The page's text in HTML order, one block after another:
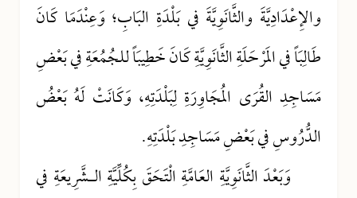
والإِعْدَادِيَّةَ والثَّانَوِيَّةَ في بَلْدَةِ البَابِ؛ وَعِنْدَمَا كَانَ
طَالِبَاً في المَرْحَلَةِ الثَّانَوِيَّةِ كَانَ خَطِيبَاً للجُمُعَةِ في بَعْضِ
مَسَاجِدِ القُرَى المُجَاوِرَةِ لِبَلْدَتِهِ، وَكَانَتْ لَهُ بَعْضُ
الدُّرُوسِ في بَعْضِ مَسَاجِدِ بَلْدَتِهِ.
وَبَعْدَ الثَّانَوِيَّةِ العَامَّةِ الْتَحَقَ بِكُلِّيَّةِ الـشَّرِيعَةِ في